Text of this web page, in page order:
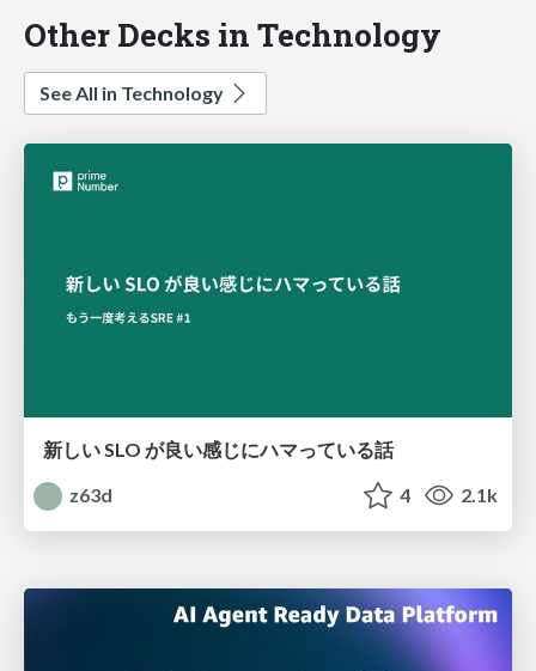
Other Decks in Technology
See All in Technology
新しい SLO が良い感じにハマっている話
z63d
4 2.1k